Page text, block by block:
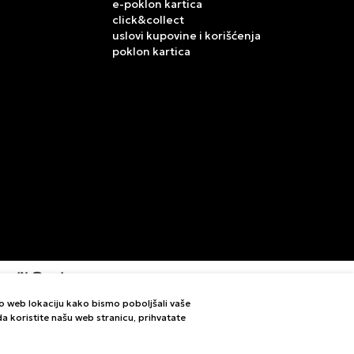
e-poklon kartica
click&collect
uslovi kupovine i korišćenja
poklon kartica
i bez grešaka. Svi artikli prikazani na sajtu su deo
Call Centra na 011 422 1420
web lokaciju kako bismo poboljšali vaše
koristite našu web stranicu, prihvatate